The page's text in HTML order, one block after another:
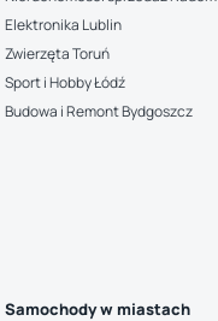
Elektronika Lublin
Zwierzęta Toruń
Sport i Hobby Łódź
Budowa i Remont Bydgoszcz
Samochody w miastach